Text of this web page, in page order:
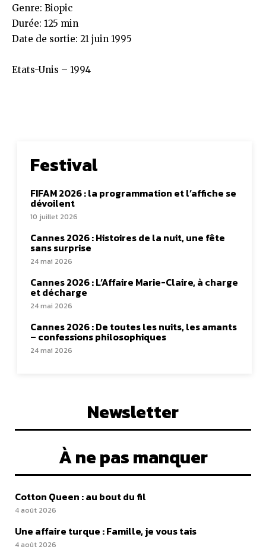
Genre: Biopic
Durée: 125 min
Date de sortie: 21 juin 1995
Etats-Unis – 1994
Festival
FIFAM 2026 : la programmation et l’affiche se
dévoilent
10 juillet 2026
Cannes 2026 : Histoires de la nuit, une fête
sans surprise
24 mai 2026
Cannes 2026 : L’Affaire Marie-Claire, à charge
et décharge
24 mai 2026
Cannes 2026 : De toutes les nuits, les amants
– confessions philosophiques
24 mai 2026
Newsletter
À ne pas manquer
Cotton Queen : au bout du fil
4 août 2026
Une affaire turque : Famille, je vous tais
4 août 2026